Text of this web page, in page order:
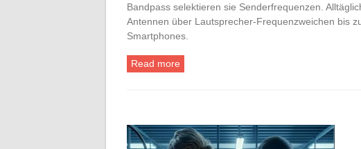
Bandpass selektieren sie Senderfrequenzen.
Antennen über Lautsprecher‑Frequenzweichen bis
Smartphones.
Read more